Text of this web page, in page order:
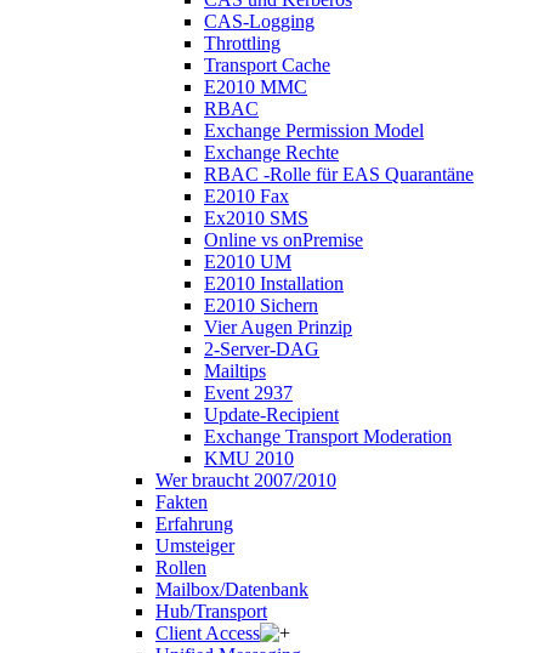
CAS-Logging
Throttling
Transport Cache
E2010 MMC
RBAC
Exchange Permission Model
Exchange Rechte
RBAC -Rolle für EAS Quarantäne
E2010 Fax
Ex2010 SMS
Online vs onPremise
E2010 UM
E2010 Installation
E2010 Sichern
Vier Augen Prinzip
2-Server-DAG
Mailtips
Event 2937
Update-Recipient
Exchange Transport Moderation
KMU 2010
Wer braucht 2007/2010
Fakten
Erfahrung
Umsteiger
Rollen
Mailbox/Datenbank
Hub/Transport
Client Access